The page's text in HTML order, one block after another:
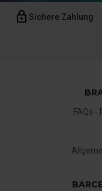
Sichere Zahlung
FAQs